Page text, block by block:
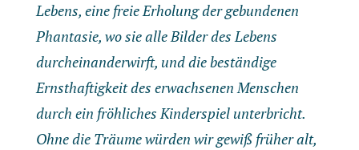
Lebens, eine freie Erholung der gebundenen
Phantasie, wo sie alle Bilder des Lebens
durcheinanderwirft, und die beständige
Ernsthaftigkeit des erwachsenen Menschen
durch ein fröhliches Kinderspiel unterbricht.
Ohne die Träume würden wir gewiß früher alt,